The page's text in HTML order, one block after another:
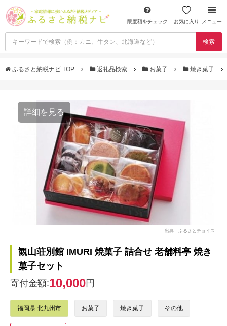
限度額をチェック お気に入り メニュー
検索
ふるさと納税ナビ TOP 返礼品検索 お菓子 焼き菓子
詳細を見る
出典：ふるさとチョイス
観山荘別館 IMURI 焼菓子 詰合せ 老舗料亭 焼き
菓子セット
寄付金額:10,000円
福岡県 北九州市 お菓子 焼き菓子 その他